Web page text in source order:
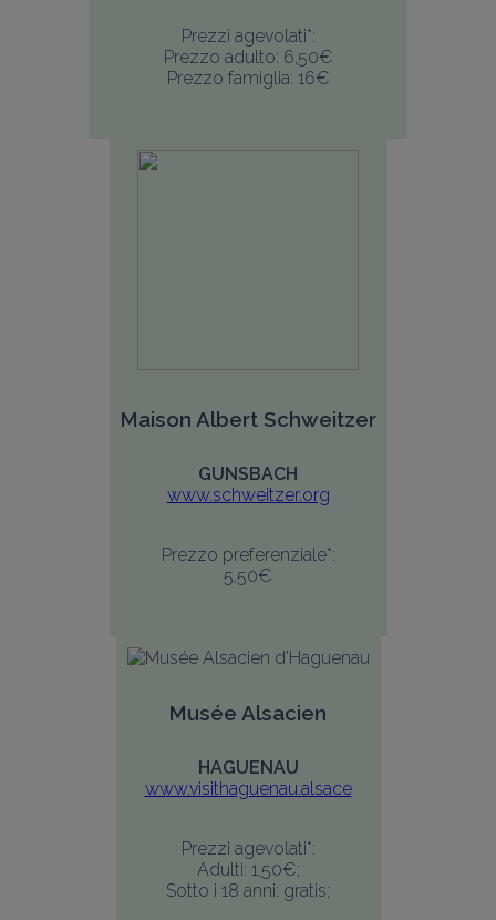
Prezzi agevolati*:
Prezzo adulto: 6,50€
Prezzo famiglia: 16€
Maison Albert Schweitzer
GUNSBACH
www.schweitzer.org
Prezzo preferenziale*:
5,50€
Musée Alsacien
HAGUENAU
www.visithaguenau.alsace
Prezzi agevolati*:
Adulti: 1,50€;
Sotto i 18 anni: gratis;